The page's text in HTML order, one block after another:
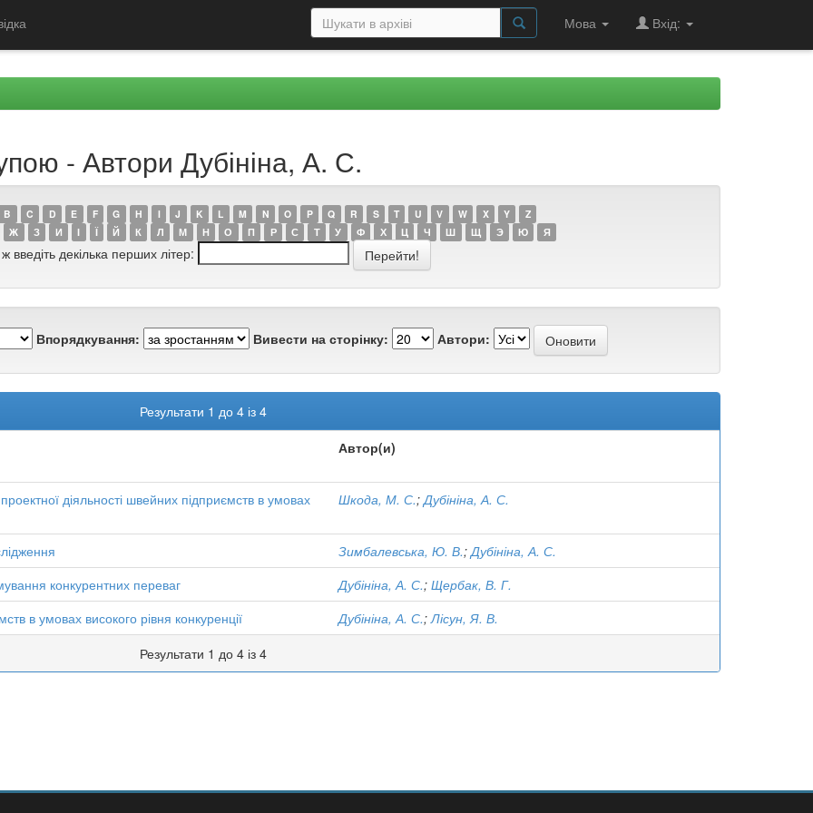
Мова Вхід:
- Автори Дубініна, А. С.
B C D E F G H I J K L M N O P Q R S T U V W X Y
Z
Ж З И І Ї Й К Л М Н О П Р С Т У Ф Х Ц Ч Ш Щ Э Ю Я
введіть декілька перших літер:
Впорядкування: Вивести на сторінку: Автори:
Результати 1 до 4 із 4
Автор(и)
діяльності швейних підприємств в умовах
Шкода, М. С.;Дубініна, А. С.
Зимбалевська, Ю. В.;Дубініна, А. С.
конкурентних переваг Дубініна, А. С.; Щербак, В. Г.
в умовах високого рівня конкуренції Дубініна, А. С.;Лісун, Я. В.
Результати 1 до 4 із 4